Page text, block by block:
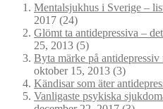
Mentalsjukhus i Sverige –
2017 (24)
Glömt ta antidepressiva –
25, 2013 (5)
Byta märke på
oktober 15, 2013 (3)
Kändisar som äter
Vanligaste psykiska